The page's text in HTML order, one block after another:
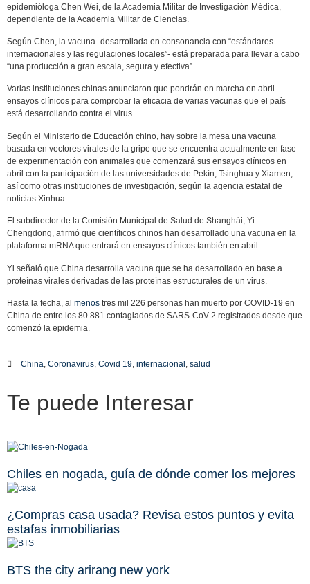
epidemióloga Chen Wei, de la Academia Militar de Investigación Médica,
dependiente de la Academia Militar de Ciencias.
Según Chen, la vacuna -desarrollada en consonancia con “estándares
internacionales y las regulaciones locales”- está preparada para llevar a cabo
“una producción a gran escala, segura y efectiva”.
Varias instituciones chinas anunciaron que pondrán en marcha en abril
ensayos clínicos para comprobar la eficacia de varias vacunas que el país
está desarrollando contra el virus.
Según el Ministerio de Educación chino, hay sobre la mesa una vacuna
basada en vectores virales de la gripe que se encuentra actualmente en fase
de experimentación con animales que comenzará sus ensayos clínicos en
abril con la participación de las universidades de Pekín, Tsinghua y Xiamen,
así como otras instituciones de investigación, según la agencia estatal de
noticias Xinhua.
El subdirector de la Comisión Municipal de Salud de Shanghái, Yi
Chengdong, afirmó que científicos chinos han desarrollado una vacuna en la
plataforma mRNA que entrará en ensayos clínicos también en abril.
Yi señaló que China desarrolla vacuna que se ha desarrollado en base a
proteínas virales derivadas de las proteínas estructurales de un virus.
Hasta la fecha, al menos tres mil 226 personas han muerto por COVID-19 en
China de entre los 80.881 contagiados de SARS-CoV-2 registrados desde que
comenzó la epidemia.
China, Coronavirus, Covid 19, internacional , salud
Te puede Interesar
Chiles en nogada, guía de dónde comer los mejores
¿Compras casa usada? Revisa estos puntos y evita
estafas inmobiliarias
BTS the city arirang new york